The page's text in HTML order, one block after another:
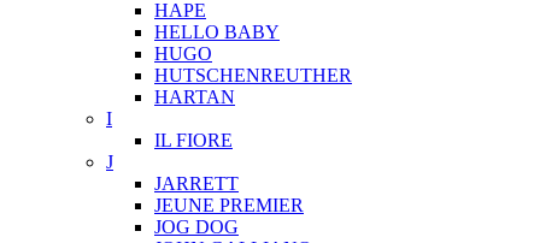
HAPE
HELLO BABY
HUGO
HUTSCHENREUTHER
HARTAN
I
IL FIORE
J
JARRETT
JEUNE PREMIER
JOG DOG